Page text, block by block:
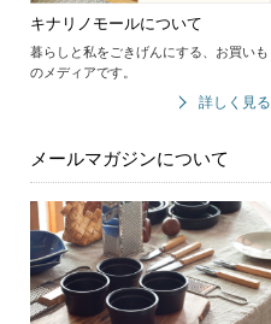
キナリノモールについて
暮らしと私をごきげんにする、お買いも
のメディアです。
詳しく見る
メールマガジンについて